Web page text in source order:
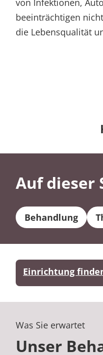
von Infektionen,
beeinträchtigen
die Lebensqualität
Auf dieser
Behandlung
Einrichtung
Was Sie erwartet
Unser